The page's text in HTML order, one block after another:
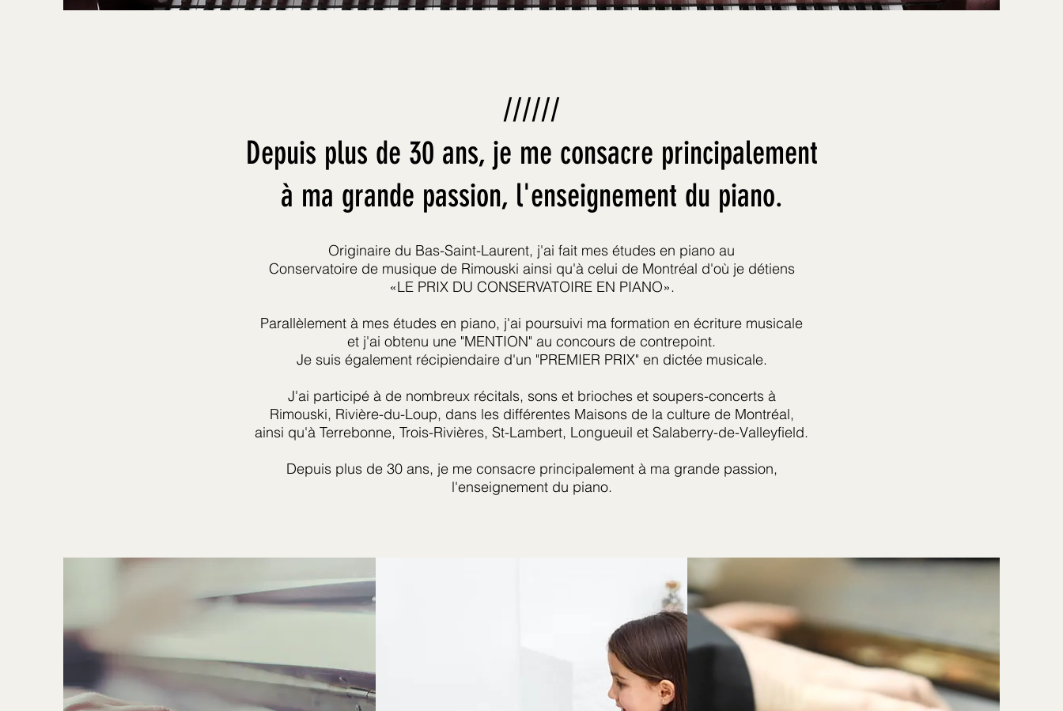
//////
Depuis plus de 30 ans, je me consacre principalement
à ma grande passion, l'enseignement du piano.
Originaire du Bas-Saint-Laurent, j'ai fait mes études en piano au
Conservatoire de musique de Rimouski ainsi qu'à celui de Montréal d'où je détiens
«LE PRIX DU CONSERVATOIRE EN PIANO».
Parallèlement à mes études en piano, j'ai poursuivi ma formation en écriture musicale
et j'ai obtenu une "MENTION" au concours de contrepoint.
Je suis également récipiendaire d'un "PREMIER PRIX" en dictée musicale.
J'ai participé à de nombreux récitals, sons et brioches et soupers-concerts à
Rimouski, Rivière-du-Loup, dans les différentes Maisons de la culture de Montréal,
ainsi qu'à Terrebonne, Trois-Rivières, St-Lambert, Longueuil et Salaberry-de-Valleyfield.
Depuis plus de 30 ans, je me consacre principalement à ma grande passion,
l'enseignement du piano.